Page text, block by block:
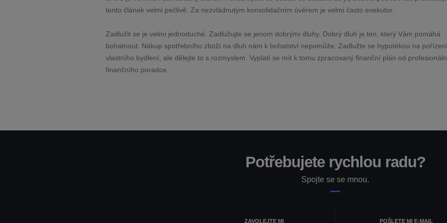
tento článek velmi pečlivě. Za nezvládnutým konsolidačním úvěrem je velmi často exekutor.
Zadlužit se je velmi jednoduché. Zadlužujte se jenom dobrými dluhy. Dobrý dluh je ten, který Vám pomáhá
bohatnout. Nákup spotřebního zboží na dluh nám k bohatství nepomůže. Zadlužte se hypotékou na
vlastního bydlení, ale dělejte to s rozmyslem. Vyplatí se mít k tomu zpracovaný finanční plán od
finančního poradce.
Potřebujete rychlou radu?
Spojte se se mnou.
ZAVOLEJTE MI POŠLETE MI E-MAIL